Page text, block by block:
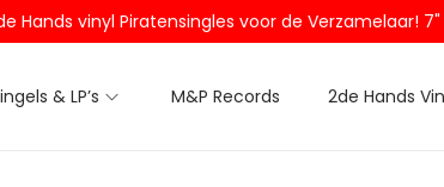
Hands vinyl Piratensingles voor de Verzamelaar!
& LP’s M&P Records 2de Hands